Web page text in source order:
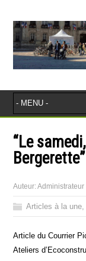
“Le
Bergerette”
Auteur:Administrateur
Articles à la une
Article du Courrier
Ateliers